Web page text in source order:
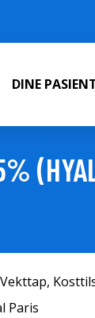
DINE
Vekttap,
Paris